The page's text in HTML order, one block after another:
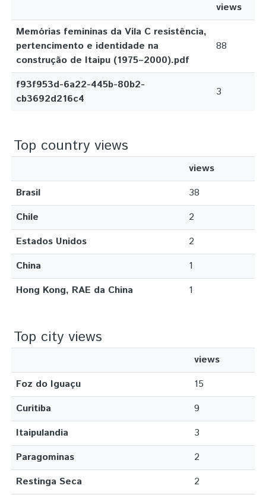
views
Memórias femininas da Vila C resistência,
pertencimento e identidade na
construção de Itaipu (1975–2000).pdf
88
f93f953d-6a22-445b-80b2-
cb3692d216c4
3
Top country views
views
Brasil
38
Chile
2
Estados Unidos
2
China
1
Hong Kong, RAE da China
1
Top city views
views
Foz do Iguaçu
15
Curitiba
9
Itaipulandia
3
Paragominas
2
Restinga Seca
2